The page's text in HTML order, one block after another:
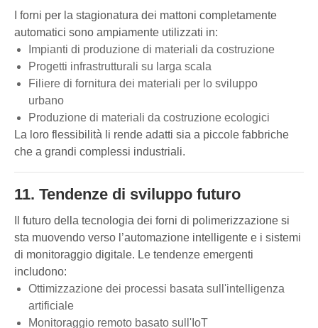
I forni per la stagionatura dei mattoni completamente
automatici sono ampiamente utilizzati in:
Impianti di produzione di materiali da costruzione
Progetti infrastrutturali su larga scala
Filiere di fornitura dei materiali per lo sviluppo
urbano
Produzione di materiali da costruzione ecologici
La loro flessibilità li rende adatti sia a piccole fabbriche
che a grandi complessi industriali.
11. Tendenze di sviluppo futuro
Il futuro della tecnologia dei forni di polimerizzazione si
sta muovendo verso l’automazione intelligente e i sistemi
di monitoraggio digitale. Le tendenze emergenti
includono:
Ottimizzazione dei processi basata sull'intelligenza
artificiale
Monitoraggio remoto basato sull'IoT